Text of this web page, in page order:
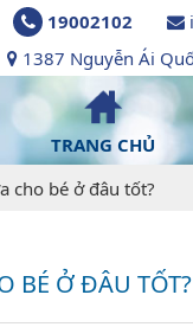
19002102
1387 Nguyễn Ái
TRANG CHỦ
cho bé ở đâu tốt?
BÉ Ở ĐÂU TỐT?